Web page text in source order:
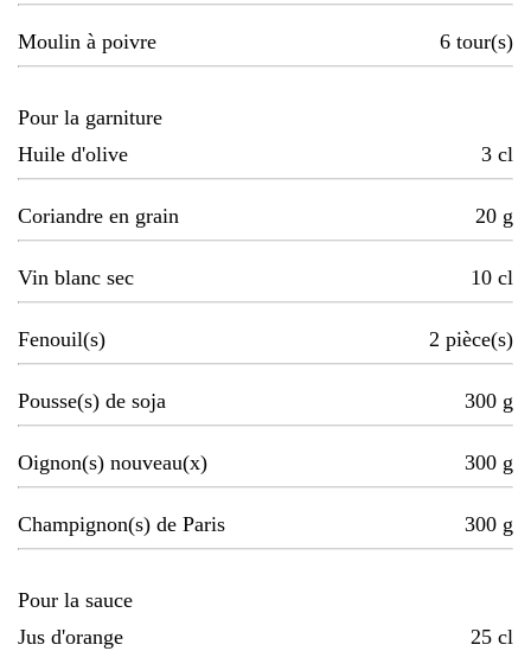
Moulin à poivre 6 tour(s)
Pour la garniture
Huile d'olive
3 cl
Coriandre en grain 20 g
Vin blanc sec 10 cl
Fenouil(s) 2 pièce(s)
Pousse(s) de soja 300 g
Oignon(s) nouveau(x) 300 g
Champignon(s) de Paris 300 g
Pour la sauce
Jus d'orange
25 cl